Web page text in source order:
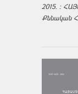
2015. :
Քննական